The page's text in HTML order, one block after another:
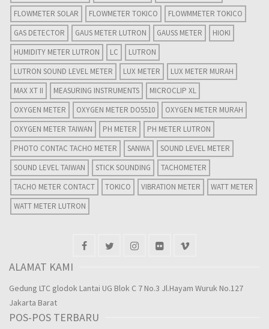
FLOWMETER SOLAR
FLOWMETER TOKICO
FLOWMMETER TOKICO
GAS DETECTOR
GAUS METER LUTRON GAUSS METER
HIOKI
HUMIDITY METER LUTRON
LC
LUTRON
LUTRON SOUND LEVEL METER
LUX METER
LUX METER MURAH
MAX XT II
MEASURING INSTRUMENTS
MICROCLIP XL
OXYGEN METER
OXYGEN METER DO5510
OXYGEN METER MURAH
OXYGEN METER TAIWAN
PH METER
PH METER LUTRON
PHOTO CONTAC TACHO METER
SANWA
SOUND LEVEL METER
SOUND LEVEL TAIWAN
STICK SOUNDING
TACHOMETER
TACHO METER CONTACT
TOKICO VIBRATION METER
WATT METER
WATT METER LUTRON
ALAMAT KAMI
Gedung LTC glodok Lantai UG Blok C 7 No.3 Jl.Hayam Wuruk No.127
Jakarta Barat
POS-POS TERBARU